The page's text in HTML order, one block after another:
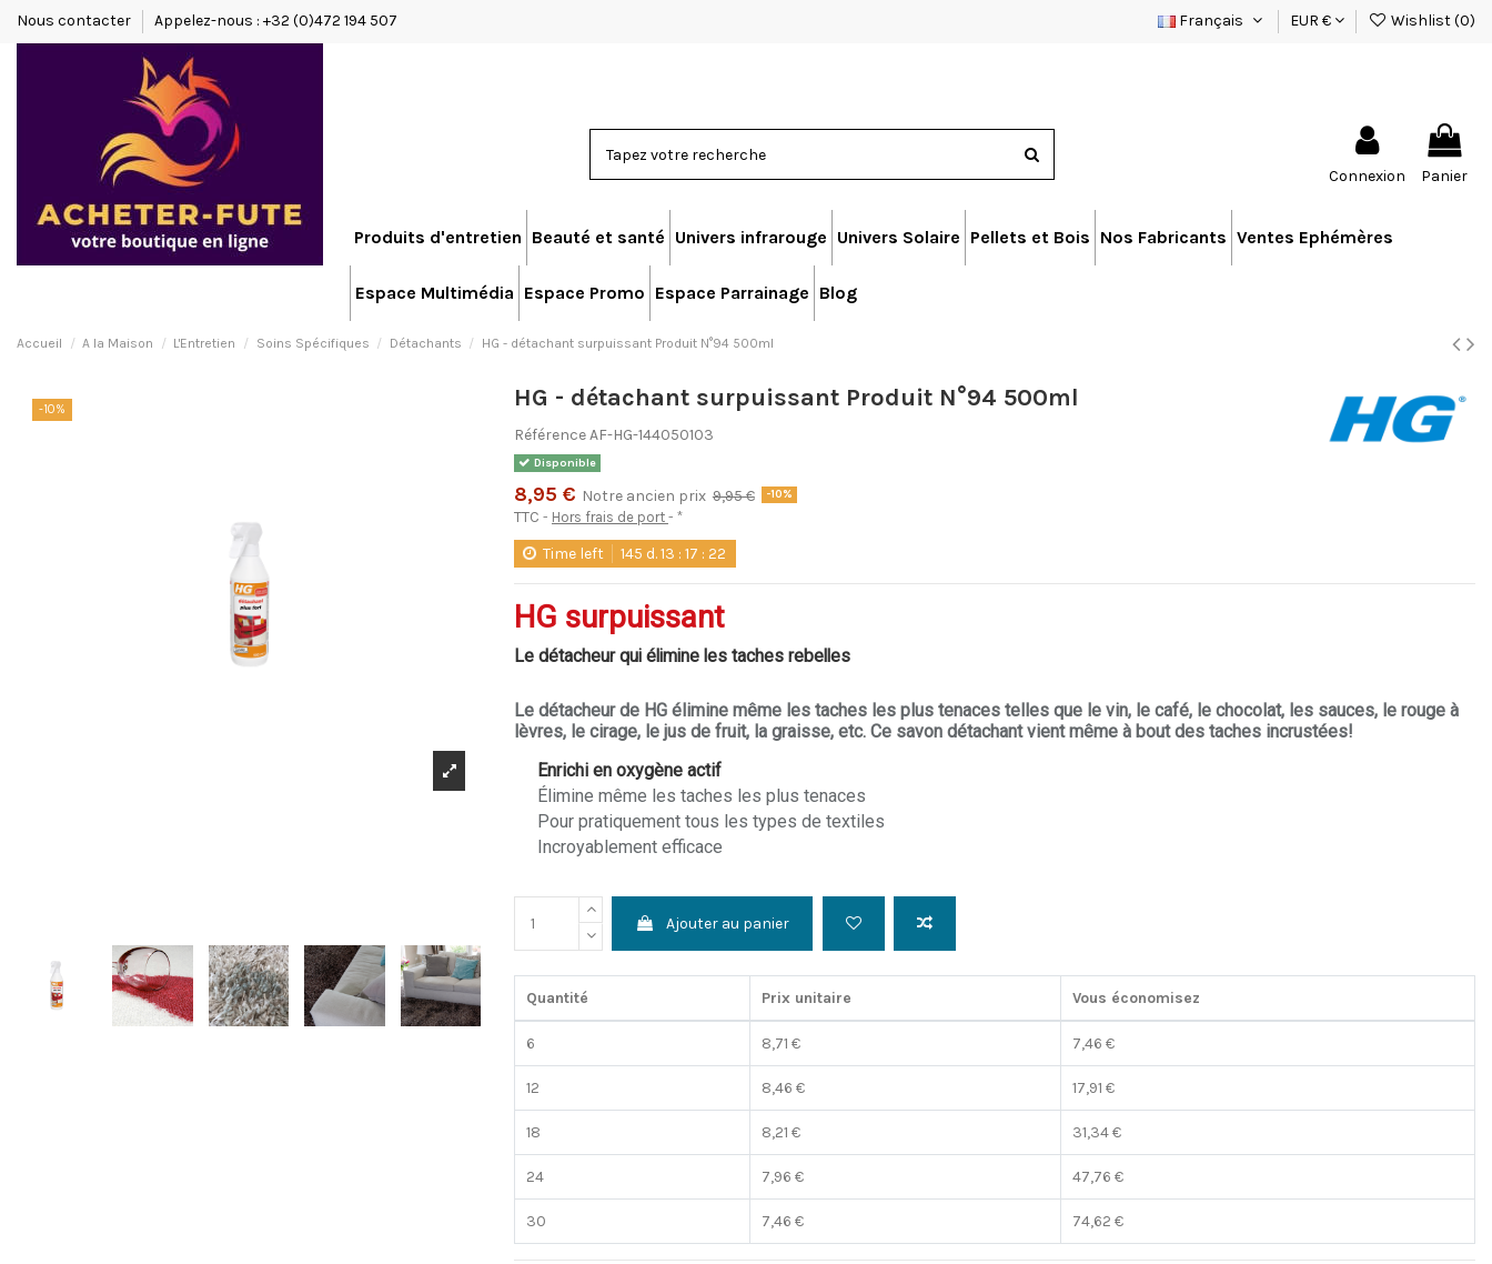
Nous contacter Appelez-nous : +32 (0)472 194 507 Français EUR € Wishlist (0)
Connexion Panier
Produits d'entretien Beauté et santé Univers infrarouge Univers Solaire Pellets et Bois Nos Fabricants Ventes Ephémères
Espace Multimédia Espace Promo Espace Parrainage Blog
Accueil A la Maison L'Entretien Soins Spécifiques Détachants HG - détachant surpuissant Produit N°94 500ml
-10% HG - détachant surpuissant Produit N°94 500ml
RéférenceAF-HG-144050103
Disponible
8,95 € Notre ancien prix 9,95 € -10%
TTC Hors frais de port *
Time left 145 d.13 :17 :22
HG surpuissant
Le détacheur qui élimine les taches rebelles
Le détacheur de HG élimine même les taches les plus tenaces telles que le vin, le café, le chocolat, les sauces, le rouge à
lèvres, le cirage, le jus de fruit, la graisse, etc. Ce savon détachant vient même à bout des taches incrustées!
Enrichi en oxygène actif
Élimine même les taches les plus tenaces
Pour pratiquement tous les types de textiles
Incroyablement efficace
Ajouter au panier
Quantité Prix unitaire Vous économisez
6 8,71 € 7,46 €
12 8,46 € 17,91 €
18 8,21 € 31,34 €
24 7,96 € 47,76 €
30 7,46 € 74,62 €